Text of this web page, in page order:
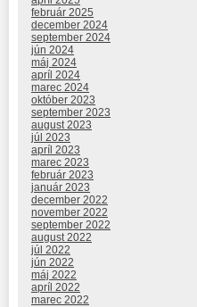
február 2025
december 2024
september 2024
jún 2024
máj 2024
apríl 2024
marec 2024
október 2023
september 2023
august 2023
júl 2023
apríl 2023
marec 2023
február 2023
január 2023
december 2022
november 2022
september 2022
august 2022
júl 2022
jún 2022
máj 2022
apríl 2022
marec 2022